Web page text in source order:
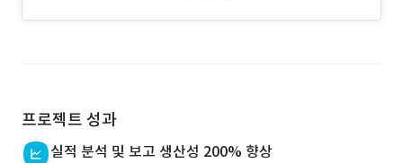
프로젝트 성과
실적 분석 및 보고 생산성 200% 향상